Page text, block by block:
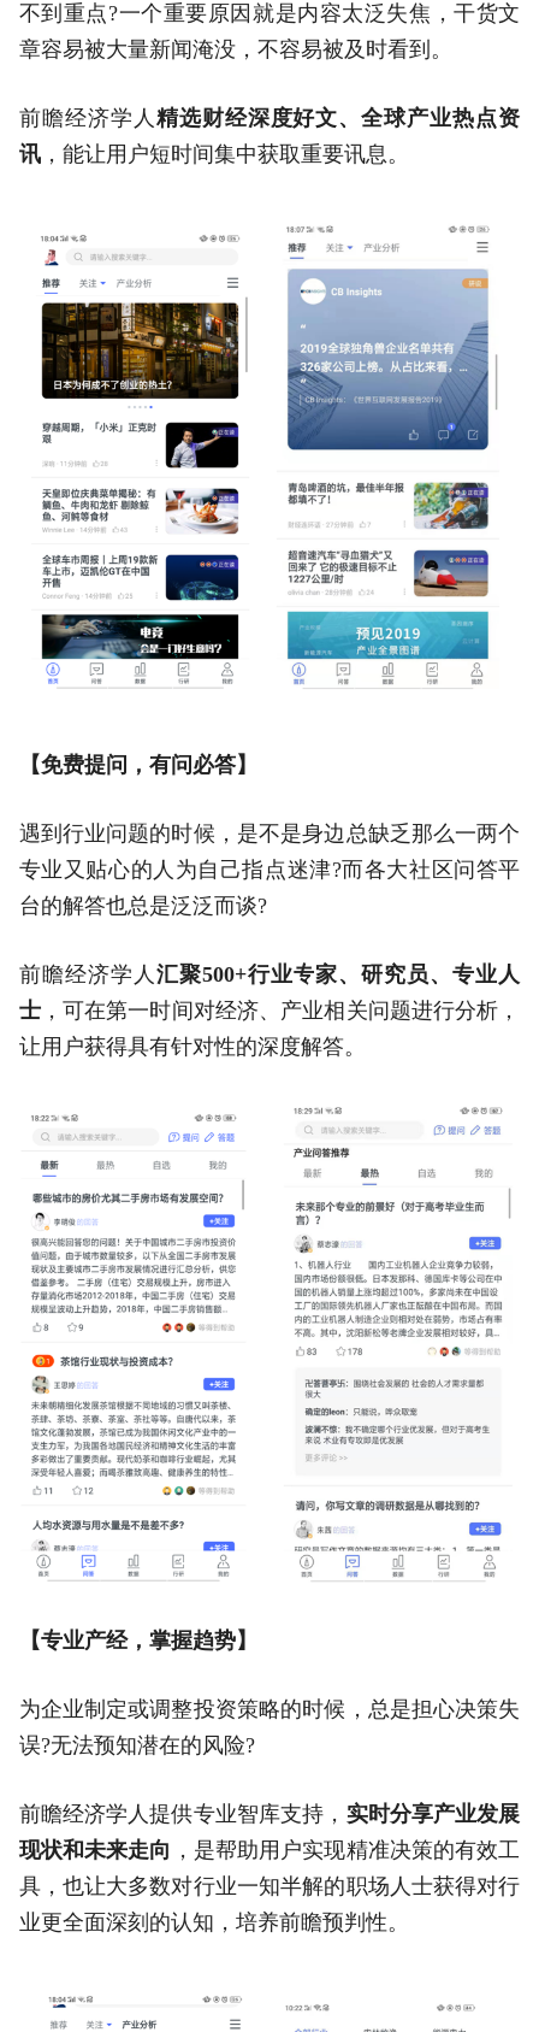
不到重点?一个重要原因就是内容太泛失焦，干货文
章容易被大量新闻淹没，不容易被及时看到。
前瞻经济学人 精选财经深度好文、全球产业热点资
讯，能让用户短时间集中获取重要讯息。
【免费提问，有问必答】
遇到行业问题的时候，是不是身边总缺乏那么一两个
专业又贴心的人为自己指点迷津?而各大社区问答平
台的解答也总是泛泛而谈?
前瞻经济学人 汇聚500+行业专家、研究员、专业人
士，可在第一时间对经济、产业相关问题进行分析，
让用户获得具有针对性的深度解答。
【专业产经，掌握趋势】
为企业制定或调整投资策略的时候，总是担心决策失
误?无法预知潜在的风险?
前瞻经济学人提供专业智库支持， 实时分享产业发展
现状和未来走向 ，是帮助用户实现精准决策的有效工
具，也让大多数对行业一知半解的职场人士获得对行
业更全面深刻的认知，培养前瞻预判性。